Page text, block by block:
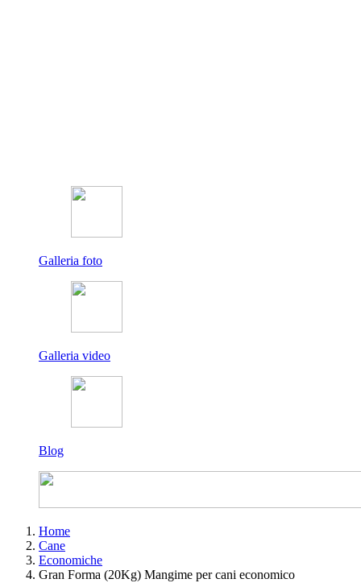
Galleria foto
Galleria video
Blog
Home
Cane
Economiche
Gran Forma (20Kg) Mangime per cani economico